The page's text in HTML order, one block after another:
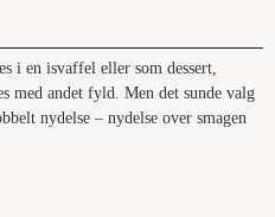
i en isvaffel eller som dessert,
med andet fyld. Men det sunde valg
nydelse – nydelse over smagen